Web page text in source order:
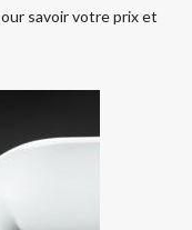
savoir votre prix et